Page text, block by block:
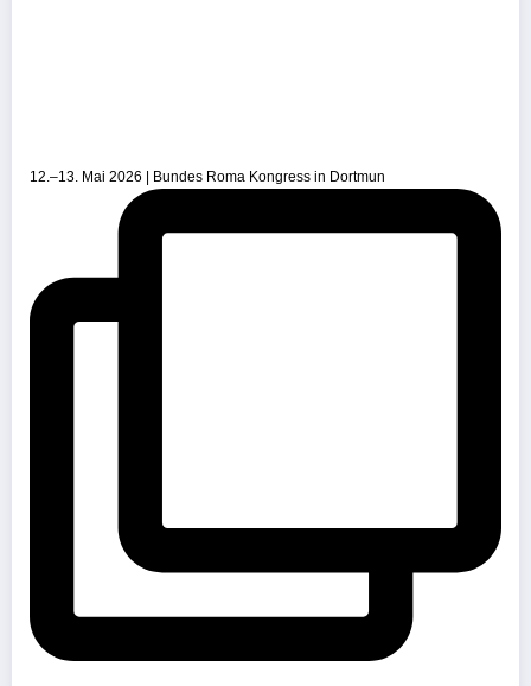
12.–13. Mai 2026 | Bundes Roma Kongress in Dortmun